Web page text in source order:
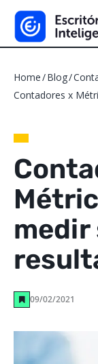
Home Blog
Contadores x
medir
09/02/2021